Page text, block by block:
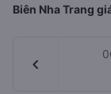
Biên Nha Trang
chevron_left